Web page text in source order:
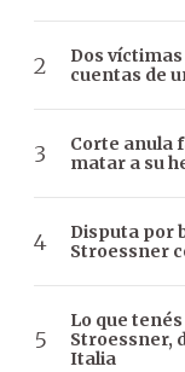
Dos
cuentas de
Corte anula
matar a su
Disputa por
Stroessner
Lo que
Stroessner,
Italia